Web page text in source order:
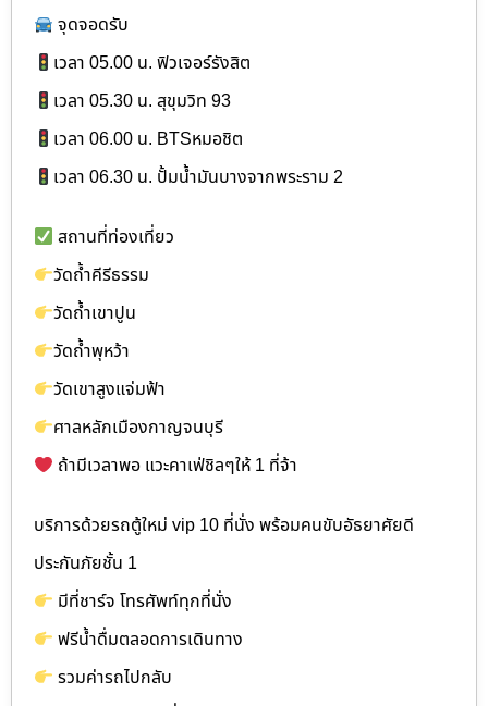
จุดจอดรับ
เวลา 05.00 น. ฟิวเจอร์รังสิต
เวลา 05.30 น. สุขุมวิท 93
เวลา 06.00 น. BTSหมอชิต
เวลา 06.30 น. ปั้มน้ำมันบางจากพระราม 2
สถานที่ท่องเที่ยว
วัดถ้ำคีรีธรรม
วัดถ้ำเขาปูน
วัดถ้ำพุหว้า
วัดเขาสูงแจ่มฟ้า
ศาลหลักเมืองกาญจนบุรี
ถ้ามีเวลาพอ แวะคาเฟ่ชิลๆให้ 1 ที่จ้า
บริการด้วยรถตู้ใหม่ vip 10 ที่นั่ง พร้อมคนขับอัธยาศัยดี
ประกันภัยชั้น 1
มีที่ชาร์จ โทรศัพท์ทุกที่นั่ง
ฟรีน้ำดื่มตลอดการเดินทาง
รวมค่ารถไปกลับ